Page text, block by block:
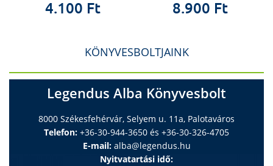
4.100 Ft 8.900 Ft
KÖNYVESBOLTJAINK
Legendus Alba Könyvesbolt
8000 Székesfehérvár, Selyem u. 11a, Palotaváros
Telefon: +36-30-944-3650 és +36-30-326-4705
E-mail: alba@legendus.hu
Nyitvatartási idő: